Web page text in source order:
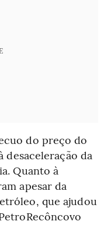
do preço do
desaceleração da
Quanto à
apesar da
que ajudou